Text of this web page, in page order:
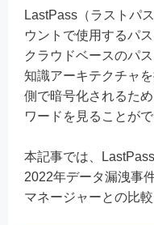
LastPass（ラストパ
ウントで使用するパ
クラウドベースのパ
知識アーキテクチャ
側で暗号化されるた
ワードを見ることがで
本記事では、
2022年データ漏洩事
マネージャーとの比